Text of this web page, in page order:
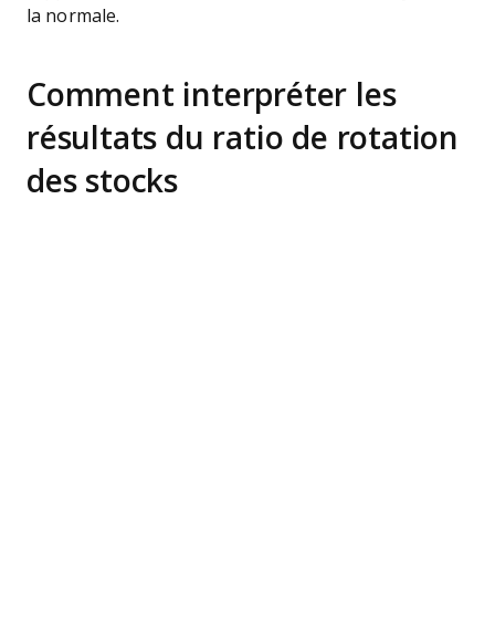
la normale.
Comment interpréter les
résultats du ratio de rotation
des stocks